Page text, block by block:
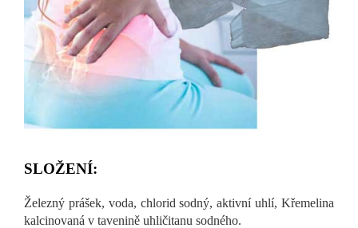
SLOŽENÍ:
Železný prášek, voda, chlorid sodný, aktivní uhlí, Křemelina
kalcinovaná v tavenině uhličitanu sodného.